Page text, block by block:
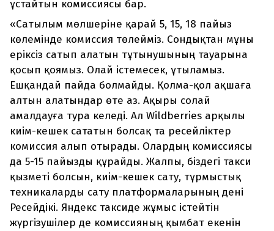
ұстайтын комиссиясы бар.
«Сатылым мөлшеріне қарай 5, 15, 18 пайыз
көлемінде комиссия төлейміз. Сондықтан мұны
еріксіз сатып алатын тұтынушының тауарына
қосып қоямыз. Олай істемесек, ұтыламыз.
Ешқандай пайда болмайды. Қолма-қол ақшаға
алтын алатындар өте аз. Ақыры солай
амалдауға тура келеді. Ал Wildberries арқылы
киім-кешек сататын болсақ та ресейліктер
комиссия алып отырады. Олардың комиссиясы
да 5-15 пайызды құрайды. Жалпы, біздегі такси
қызметі болсын, киім-кешек сату, тұрмыстық
техникаларды сату платформаларының дені
Ресейдікі. Яндекс таксиде жұмыс істейтін
жүргізушілер де комиссияның қымбат екенін